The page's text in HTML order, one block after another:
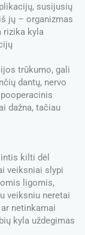
susijusių
jų – organizmas
rizika kyla
trūkumo, gali
dantų, nervo
dažna, tačiau
kilti dėl
veiksniai slypi
ligomis,
veiksniu neretai
netinkamai
kyla uždegimas